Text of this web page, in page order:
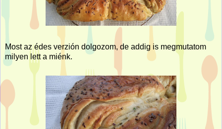
Most az édes verzión dolgozom, de addig is megmutatom
milyen lett a miénk.